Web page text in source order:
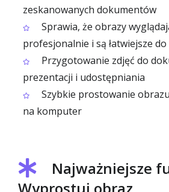
zeskanowanych dokumentów
Sprawia, że obrazy
profesjonalnie i są łatwiejsze
Przygotowanie zdjęć do
prezentacji i udostępniania
Szybkie prostowanie
na komputer
Najważniejsze